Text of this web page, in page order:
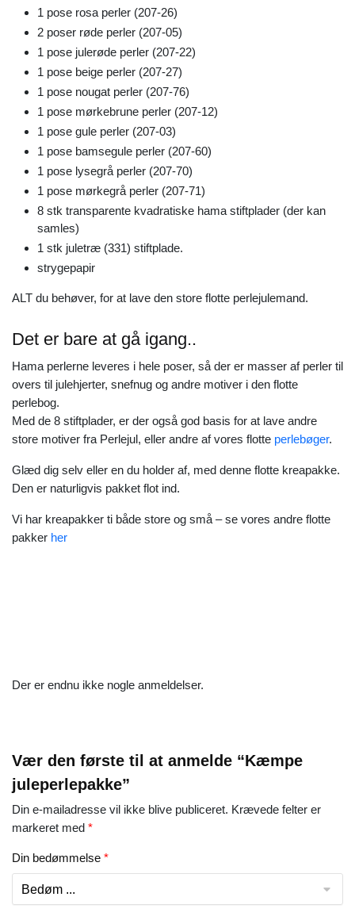
1 pose rosa perler (207-26)
2 poser røde perler (207-05)
1 pose julerøde perler (207-22)
1 pose beige perler (207-27)
1 pose nougat perler (207-76)
1 pose mørkebrune perler (207-12)
1 pose gule perler (207-03)
1 pose bamsegule perler (207-60)
1 pose lysegrå perler (207-70)
1 pose mørkegrå perler (207-71)
8 stk transparente kvadratiske hama stiftplader (der kan
samles)
1 stk juletræ (331) stiftplade.
strygepapir
ALT du behøver, for at lave den store flotte perlejulemand.
Det er bare at gå igang..
Hama perlerne leveres i hele poser, så der er masser af perler til
overs til julehjerter, snefnug og andre motiver i den flotte
perlebog.
Med de 8 stiftplader, er der også god basis for at lave andre
store motiver fra Perlejul, eller andre af vores flotte perlebøger.
Glæd dig selv eller en du holder af, med denne flotte kreapakke.
Den er naturligvis pakket flot ind.
Vi har kreapakker ti både store og små – se vores andre flotte
pakker her
Der er endnu ikke nogle anmeldelser.
Vær den første til at anmelde “Kæmpe
juleperlepakke”
Din e-mailadresse vil ikke blive publiceret. Krævede felter er
markeret med *
Din bedømmelse *